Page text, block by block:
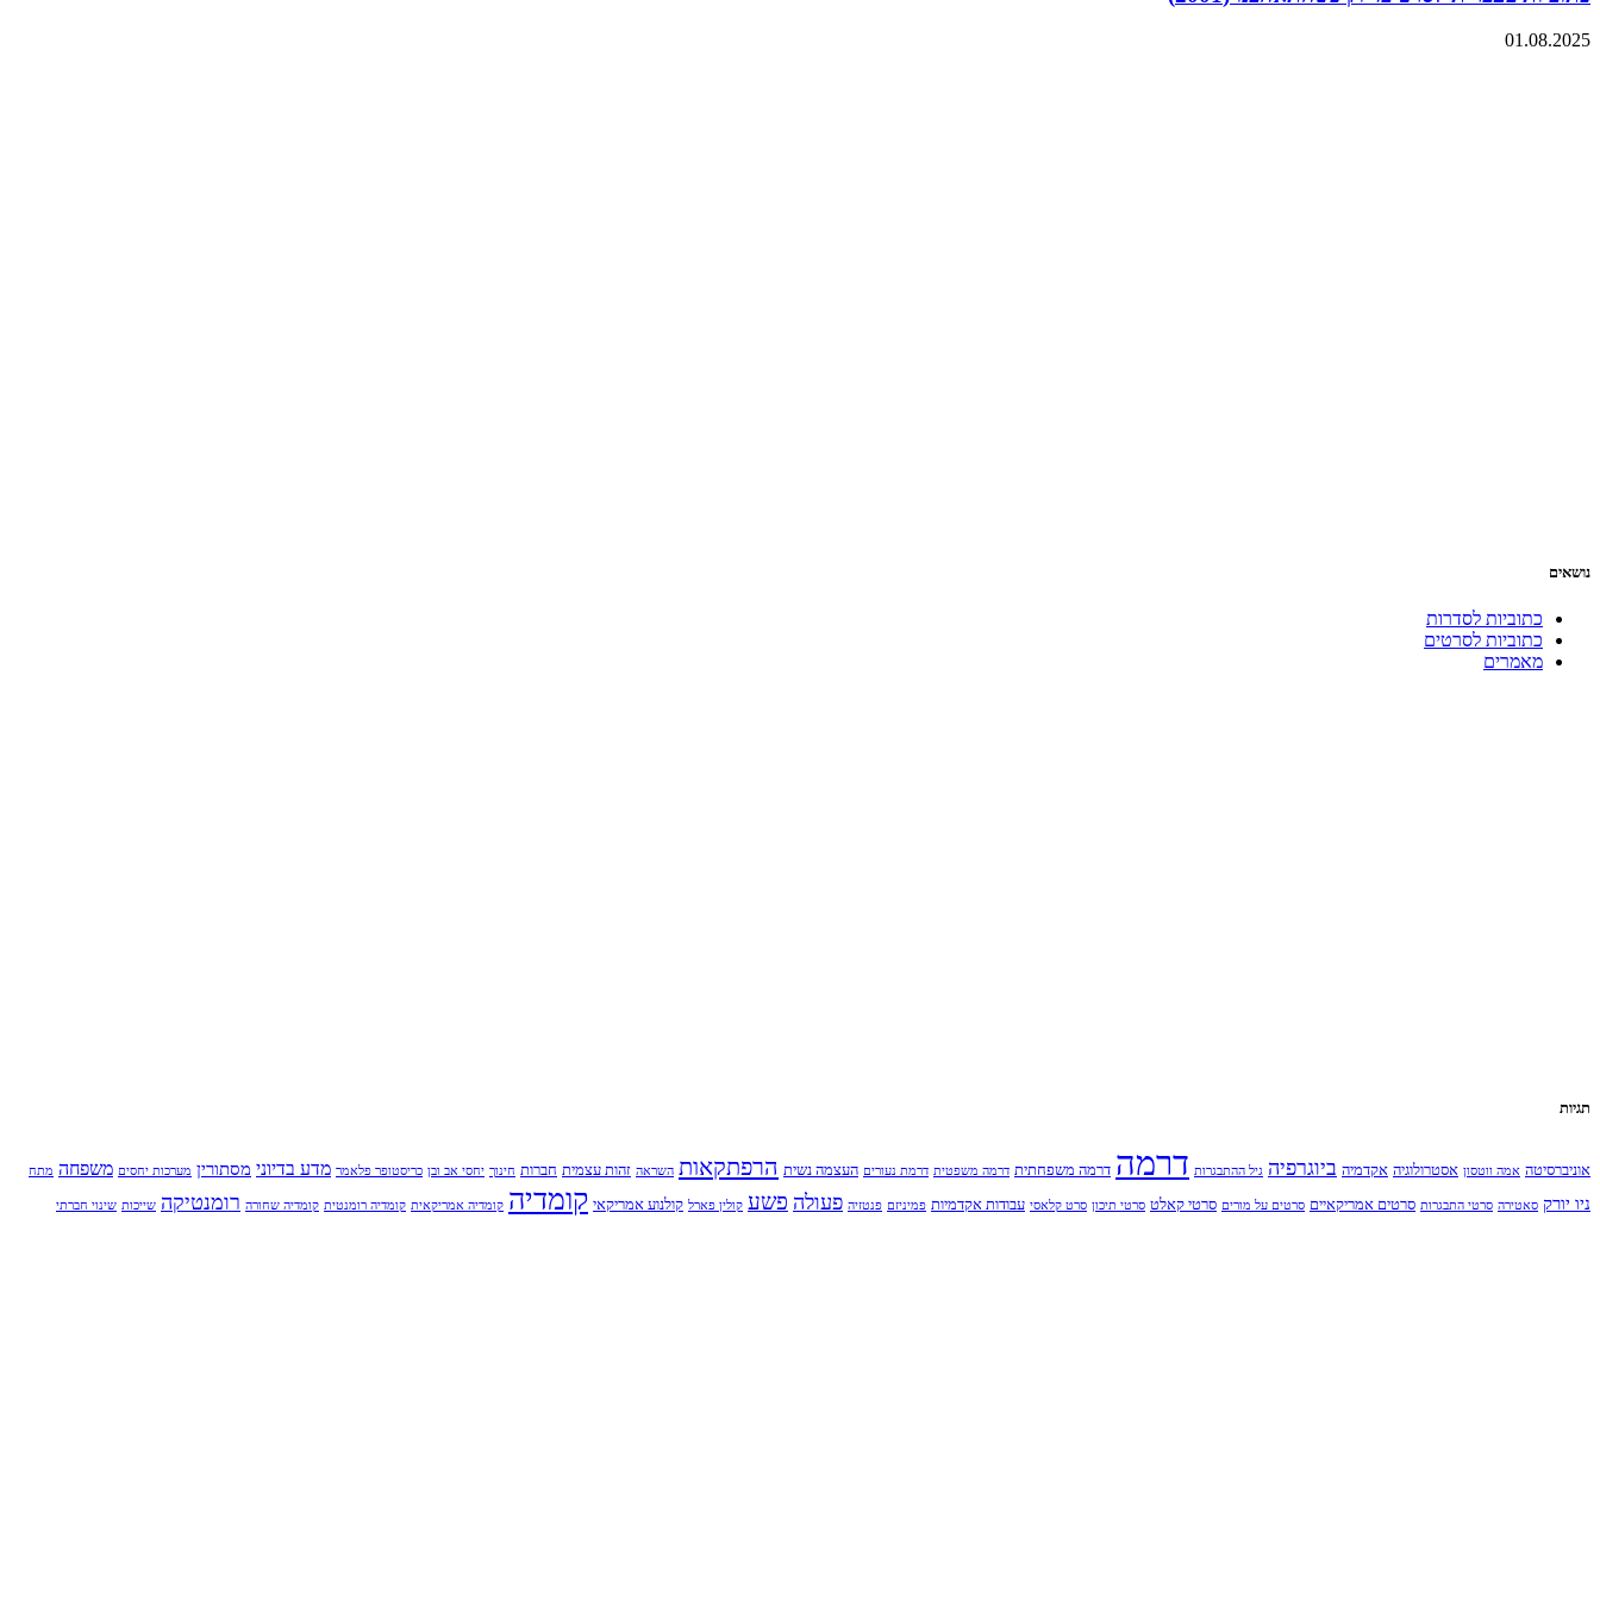
01.08.2025
נושאים
כתוביות לסדרות
כתוביות לסרטים
מאמרים
תגיות
אוניברסיטה אמה ווטסון אסטרולוגיה אקדמיה ביוגרפיה גיל ההתבגרות דרמה דרמה משפחתית דרמה משפטית דרמת נעורים העצמה נשית הרפתקאות השראה זהות עצמית חברות חינוך יחסי אב ובן כריסטופר פלאמר מדע בדיוני מסתורין מערכות יחסים משפחה מתח
ניו יורק סאטירה סרטי התבגרות סרטים אמריקאיים סרטים על מורים סרטי קאלט סרטי תיכון סרט קלאסי עבודות אקדמיות פמיניזם פנטזיה פעולה פשע קולין פארל קולנוע אמריקאי קומדיה קומדיה אמריקאית קומדיה רומנטית קומדיה שחורה רומנטיקה שייכות שינוי חברתי